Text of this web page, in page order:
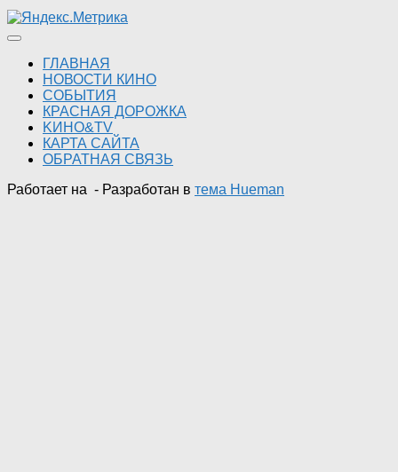
ГЛАВНАЯ
НОВОСТИ КИНО
СОБЫТИЯ
КРАСНАЯ ДОРОЖКА
KИНО&TV
КАРТА САЙТА
ОБРАТНАЯ СВЯЗЬ
Работает на - Разработан в тема Hueman